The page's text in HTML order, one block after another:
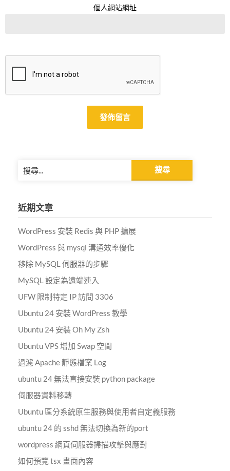
個人網站網址
搜
尋
字:
近期文章
WordPress 安裝 Redis 與 PHP 擴展
WordPress 與 mysql 溝通效率優化
移除 MySQL 伺服器的步驟
MySQL 設定為遠端連入
UFW 限制特定 IP 訪問 3306
Ubuntu 24 安裝 WordPress 教學
Ubuntu 24 安裝 Oh My Zsh
Ubuntu VPS 增加 Swap 空間
過濾 Apache 靜態檔案 Log
ubuntu 24 無法直接安裝 python package
伺服器資料移轉
Ubuntu 區分系統原生服務與使用者自定義服務
ubuntu 24 的 sshd 無法切換為新的port
wordpress 網頁伺服器掃描攻擊與應對
如何預覽 tsx 畫面內容